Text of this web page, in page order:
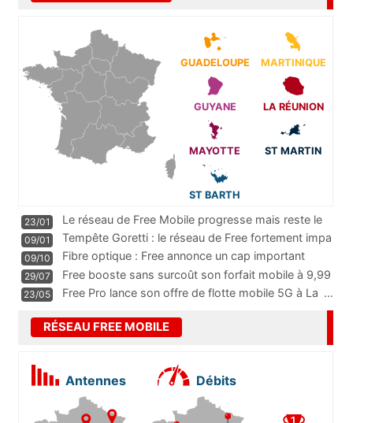
GUADELOUPE MARTINIQUE
GUYANE LA RÉUNION
MAYOTTE ST MARTIN
ST BARTH
23/01
Le réseau de Free Mobile progresse mais reste le
m
...
09/01
Tempête Goretti : le réseau de Free fortement impa
09/10
Fibre optique : Free annonce un cap important
pass
...
29/07
Free booste sans surcoût son forfait mobile à 9,99
23/05 Free Pro lance son offre de flotte mobile 5G à La ...
RÉSEAU FREE MOBILE
Antennes Débits